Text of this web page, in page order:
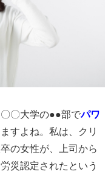
〇大学の●●部でパワ
すよね。私は、クリ
の女性が、上司から
災認定されたという